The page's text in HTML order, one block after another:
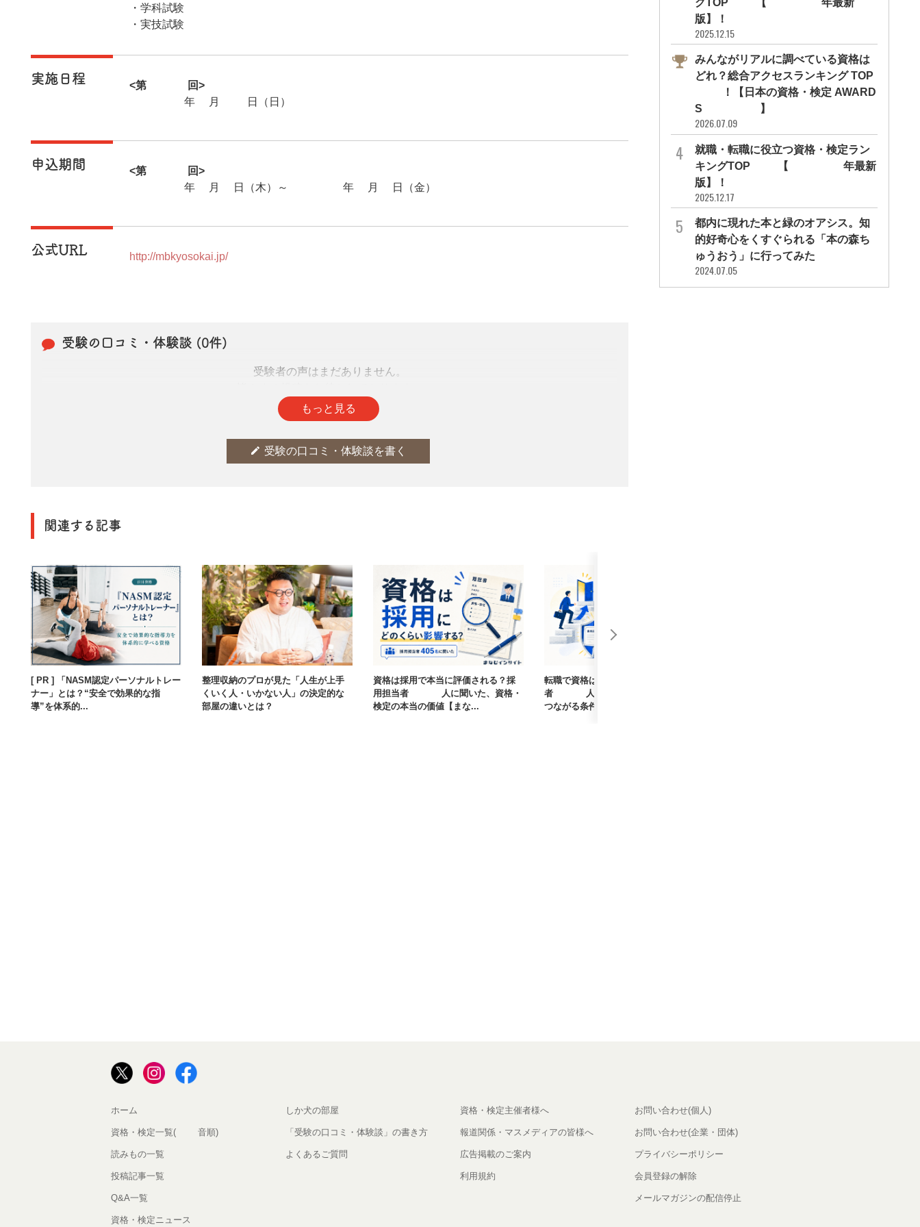
・学科試験
・実技試験
実施日程
<第137回>
2024年5月12日（日）
申込期間
<第137回>
2024年1月4日（木）～2024年3月8日（金）
公式URL http://mbkyosokai.jp/
受験の口コミ・体験談 (0件)
受験者の声はまだありません。
もっと見る
edit 受験の口コミ・体験談を書く
関連する記事
[ PR ] 「NASM認定パーソナルトレー
ナー」とは？“安全で効果的な指
導”を体系的...
整理収納のプロが見た「人生が上手
くいく人・いかない人」の決定的な
部屋の違いとは？
資格は採用で本当に評価される？採
用担当者405人に聞いた、資格・
検定の本当の価値【まな...
転職で資格は武器になる？採用担当
者405人に聞いた、資格が評価に
つながる条件【まなびイ...
版】！
2025.12.15
みんながリアルに調べている資格は
どれ？総合アクセスランキング TOP
10！【日本の資格・検定 AWARD
S 2026】
2026.07.09
就職・転職に役立つ資格・検定ラン
キングTOP30【2026年最新
版】！
2025.12.17
都内に現れた本と緑のオアシス。知
的好奇心をくすぐられる「本の森ち
ゅうおう」に行ってみた
2024.07.05
ホーム
資格・検定一覧(50音順)
読みもの一覧
投稿記事一覧
Q&A一覧
資格・検定ニュース
しか犬の部屋
「受験の口コミ・体験談」の書き方
よくあるご質問
資格・検定主催者様へ
報道関係・マスメディアの皆様へ
広告掲載のご案内
利用規約
お問い合わせ(個人)
お問い合わせ(企業・団体)
プライバシーポリシー
会員登録の解除
メールマガジンの配信停止